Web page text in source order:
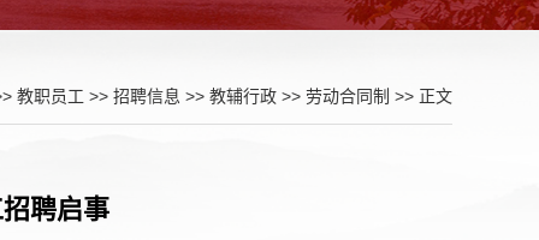
教职员工 >> 招聘信息 >> 教辅行政 >> 劳动合同制 >> 正文
聘启事